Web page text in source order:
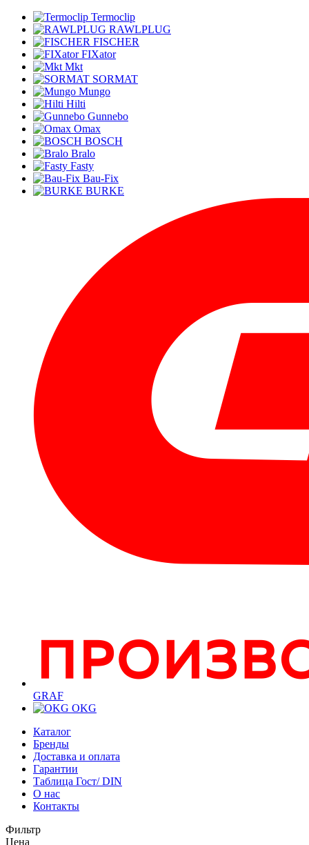
Termoclip
RAWLPLUG
FISCHER
FIXator
Mkt
SORMAT
Mungo
Hilti
Gunnebo
Omax
BOSCH
Bralo
Fasty
Bau-Fix
BURKE
GRAF
OKG
Каталог
Бренды
Доставка и оплата
Гарантии
Таблица Гост/ DIN
О нас
Контакты
Фильтр
Цена